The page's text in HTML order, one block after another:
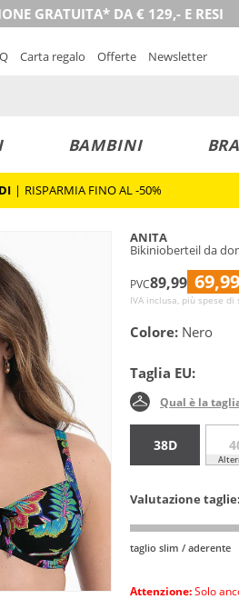
GRATUITA* DA € 129,- E RESI
Carta regalo Offerte Newsletter
BAMBINI
| RISPARMIA FINO AL -50%
ANITA
Bikinioberteil da
PVC89,99 69,99
IVA inclusa, più spese di
Colore: Nero
Taglia EU:
Qual è la
38D
Valutazione taglie:
taglio slim / aderente
Attenzione: Solo